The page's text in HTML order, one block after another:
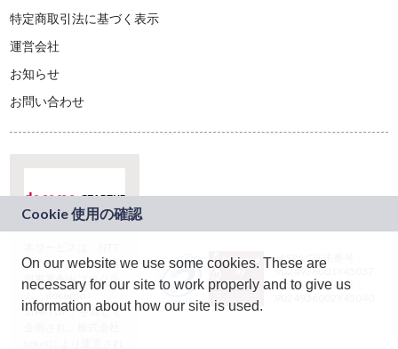
特定商取引法に基づく表示
運営会社
お知らせ
お問い合わせ
ドコモグループの新
規事業創出プログラ
ム「docomo
STARTUP」を通じて
JASRAC許諾番号：
9024936001Y45037
JASRAC許諾番号：
On our website we use some cookies. These are
necessary for our site to work properly and to give us
information about how our site is used.